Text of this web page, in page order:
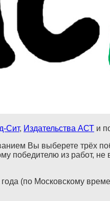
Сит, Издательства АСТ и
Вы выберете трёх
победителю из работ, не
(по Московскому